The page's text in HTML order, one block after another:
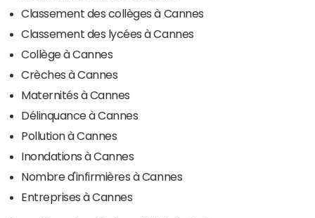
Classement des collèges à Cannes
Classement des lycées à Cannes
Collège à Cannes
Crèches à Cannes
Maternités à Cannes
Délinquance à Cannes
Pollution à Cannes
Inondations à Cannes
Nombre d'infirmières à Cannes
Entreprises à Cannes